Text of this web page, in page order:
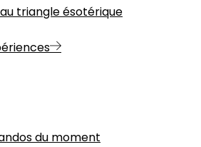
triangle ésotérique
du moment